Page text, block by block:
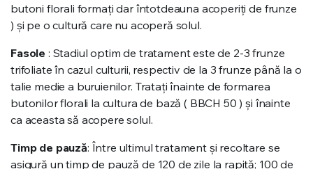
butoni florali formați dar întotdeauna acoperiți de frunze
) și pe o cultură care nu acoperă solul.
Fasole : Stadiul optim de tratament este de 2-3 frunze
trifoliate în cazul culturii, respectiv de la 3 frunze până la o
talie medie a buruienilor. Tratați înainte de formarea
butonilor florali la cultura de bază ( BBCH 50 ) și înainte
ca aceasta să acopere solul.
Timp de pauză: Între ultimul tratament și recoltare se
asigură un timp de pauză de 120 de zile la rapiță; 100 de